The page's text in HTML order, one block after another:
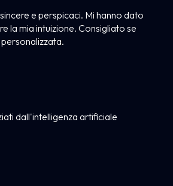
e perspicaci. Mi hanno dato
la mia intuizione. Consigliato se
dall'intelligenza artificiale